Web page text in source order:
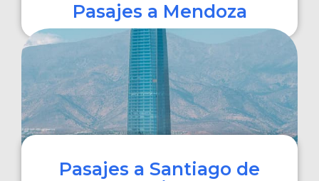
Pasajes a Mendoza
COMPRAR
Pasajes a Santiago de